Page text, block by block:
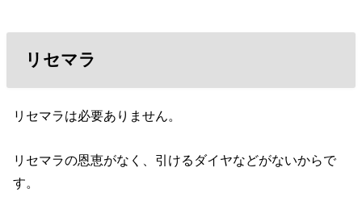
リセマラ
リセマラは必要ありません。
リセマラの恩恵がなく、引けるダイヤなどがないからで
す。